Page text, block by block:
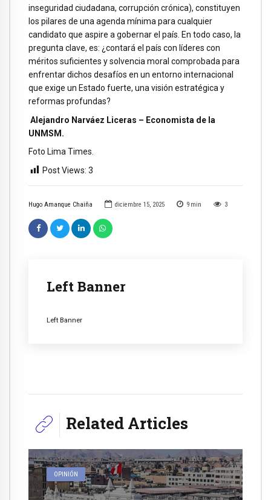
Hugo Amanque Chaiña diciembre 15, 2025 9 min 3
Left Banner
Left Banner
inseguridad ciudadana, corrupción crónica), constituyen
los pilares de una agenda mínima para cualquier
candidato que aspire a gobernar el país. En todo caso, la
pregunta clave, es: ¿contará el país con líderes con
méritos suficientes y solvencia moral comprobada para
enfrentar dichos desafíos en un entorno internacional
que exige un Estado fuerte, una visión estratégica y
reformas profundas?
Alejandro Narváez Liceras – Economista de la
UNMSM.
Foto Lima Times.
Post Views: 3
Related Articles
OPINIÓN